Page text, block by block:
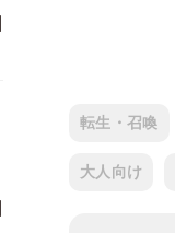
転生・召喚
大人向け